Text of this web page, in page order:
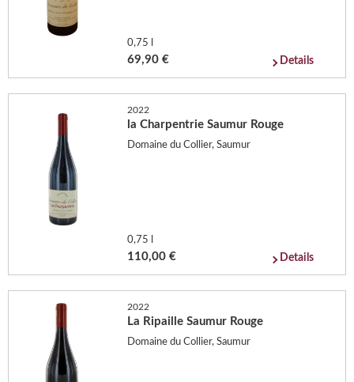
0,75 l
69,90 € Details
2022
la Charpentrie Saumur Rouge
Domaine du Collier, Saumur
0,75 l
110,00 € Details
2022
La Ripaille Saumur Rouge
Domaine du Collier, Saumur